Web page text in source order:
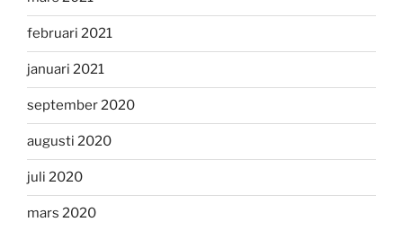
februari 2021
januari 2021
september 2020
augusti 2020
juli 2020
mars 2020